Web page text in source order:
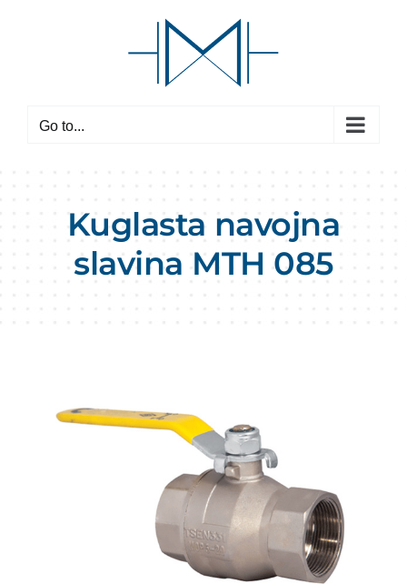
Go to...
Kuglasta navojna
slavina MTH 085